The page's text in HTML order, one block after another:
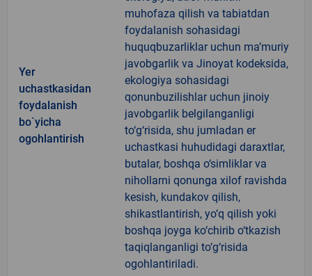
Yer
uchastkasidan
foydalanish
bo`yicha
ogohlantirish
muhofaza qilish va tabiatdan
foydalanish sohasidagi
huquqbuzarliklar uchun ma’muriy
javobgarlik va Jinoyat kodeksida,
ekologiya sohasidagi
qonunbuzilishlar uchun jinoiy
javobgarlik belgilanganligi
to‘g‘risida, shu jumladan er
uchastkasi huhudidagi daraxtlar,
butalar, boshqa o‘simliklar va
nihollarni qonunga xilof ravishda
kesish, kundakov qilish,
shikastlantirish, yo‘q qilish yoki
boshqa joyga ko‘chirib o‘tkazish
taqiqlanganligi to‘g‘risida
ogohlantiriladi.